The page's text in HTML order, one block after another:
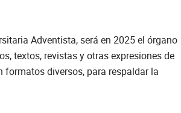
Adventista, será en 2025 el órgano
textos, revistas y otras expresiones de
diversos, para respaldar la